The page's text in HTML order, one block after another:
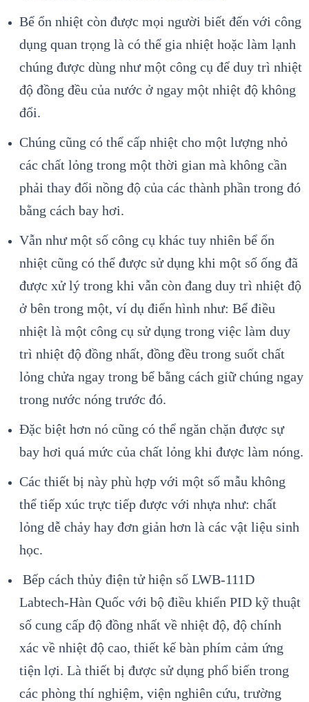
Bể ổn nhiệt còn được mọi người biết đến với công
dụng quan trọng là có thể gia nhiệt hoặc làm lạnh
chúng được dùng như một công cụ để duy trì nhiệt
độ đồng đều của nước ở ngay một nhiệt độ không
đổi.
Chúng cũng có thể cấp nhiệt cho một lượng nhỏ
các chất lỏng trong một thời gian mà không cần
phải thay đổi nồng độ của các thành phần trong đó
bằng cách bay hơi.
Vẫn như một số công cụ khác tuy nhiên bể ổn
nhiệt cũng có thể được sử dụng khi một số ống đã
được xử lý trong khi vẫn còn đang duy trì nhiệt độ
ở bên trong một, ví dụ điển hình như: Bể điều
nhiệt là một công cụ sử dụng trong việc làm duy
trì nhiệt độ đồng nhất, đồng đều trong suốt chất
lỏng chửa ngay trong bể bằng cách giữ chúng ngay
trong nước nóng trước đó.
Đặc biệt hơn nó cũng có thể ngăn chặn được sự
bay hơi quá mức của chất lỏng khi được làm nóng.
Các thiết bị này phù hợp với một số mẫu không
thể tiếp xúc trực tiếp được với nhựa như: chất
lỏng dễ chảy hay đơn giản hơn là các vật liệu sinh
học.
Bếp cách thủy điện tử hiện số LWB-111D
Labtech-Hàn Quốc với bộ điều khiển PID kỹ thuật
số cung cấp độ đồng nhất về nhiệt độ, độ chính
xác về nhiệt độ cao, thiết kế bàn phím cảm ứng
tiện lợi. Là thiết bị được sử dụng phổ biến trong
các phòng thí nghiệm, viện nghiên cứu, trường